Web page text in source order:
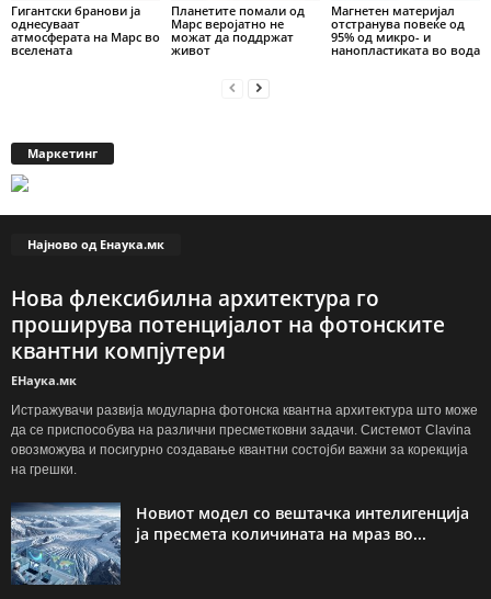
Гигантски бранови ја
однесуваат
атмосферата на Марс во
вселената
Планетите помали од
Марс веројатно не
можат да поддржат
живот
Магнетен материјал
отстранува повеќе од
95% од микро- и
нанопластиката во вода
Маркетинг
Најново од Енаука.мк
Нова флексибилна архитектура го
проширува потенцијалот на фотонските
квантни компјутери
ЕНаука.мк
Истражувачи развија модуларна фотонска квантна архитектура што може
да се приспособува на различни пресметковни задачи. Системот Clavina
овозможува и посигурно создавање квантни состојби важни за корекција
на грешки.
Новиот модел со вештачка интелигенција
ја пресмета количината на мраз во...